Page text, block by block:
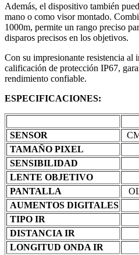
Además, el dispositivo también
mano o como visor montado.
1000m, permite un rango preciso
disparos precisos en los objetivos.
Con su impresionante resistencia al
calificación de protección IP67,
rendimiento confiable.
ESPECIFICACIONES:
SENSOR
TAMAÑO PIXEL
SENSIBILIDAD
LENTE OBJETIVO
PANTALLA
AUMENTOS DIGITALES
TIPO IR
DISTANCIA IR
LONGITUD ONDA IR